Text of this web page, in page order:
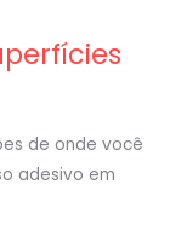
de onde você
adesivo em